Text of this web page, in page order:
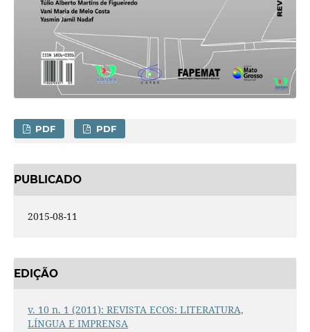
PDF PDF
PUBLICADO
2015-08-11
EDIÇÃO
v. 10 n. 1 (2011): REVISTA ECOS: LITERATURA,
LÍNGUA E IMPRENSA